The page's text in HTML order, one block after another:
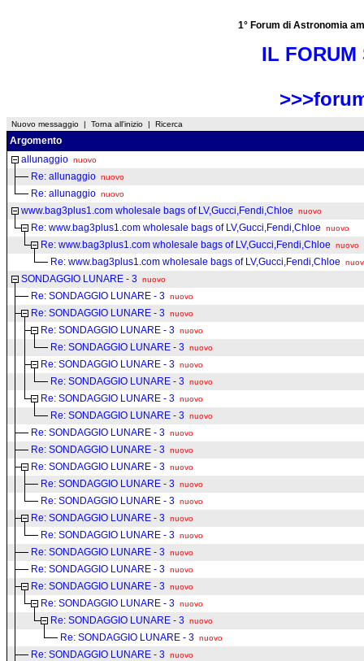
1° Forum di Astronomia
IL FORUM
Nuovo messaggio | Torna all'inizio | Ricerca
Argomento
allunaggio nuovo
Re: allunaggio nuovo
Re: allunaggio nuovo
www.bag3plus1.com wholesale bags of LV,Gucci,Fendi,Chloe nuovo
Re: www.bag3plus1.com wholesale bags of LV,Gucci,Fendi,Chloe nuovo
Re: www.bag3plus1.com wholesale bags of LV,Gucci,Fendi,Chloe nuovo
Re: www.bag3plus1.com wholesale bags of LV,Gucci,Fendi,Chloe
SONDAGGIO LUNARE - 3 nuovo
Re: SONDAGGIO LUNARE - 3 nuovo
Re: SONDAGGIO LUNARE - 3 nuovo
Re: SONDAGGIO LUNARE - 3 nuovo
Re: SONDAGGIO LUNARE - 3 nuovo
Re: SONDAGGIO LUNARE - 3 nuovo
Re: SONDAGGIO LUNARE - 3 nuovo
Re: SONDAGGIO LUNARE - 3 nuovo
Re: SONDAGGIO LUNARE - 3 nuovo
Re: SONDAGGIO LUNARE - 3 nuovo
Re: SONDAGGIO LUNARE - 3 nuovo
Re: SONDAGGIO LUNARE - 3 nuovo
Re: SONDAGGIO LUNARE - 3 nuovo
Re: SONDAGGIO LUNARE - 3 nuovo
Re: SONDAGGIO LUNARE - 3 nuovo
Re: SONDAGGIO LUNARE - 3 nuovo
Re: SONDAGGIO LUNARE - 3 nuovo
Re: SONDAGGIO LUNARE - 3 nuovo
Re: SONDAGGIO LUNARE - 3 nuovo
Re: SONDAGGIO LUNARE - 3 nuovo
Re: SONDAGGIO LUNARE - 3 nuovo
Re: SONDAGGIO LUNARE - 3 nuovo
Re: SONDAGGIO LUNARE - 3 nuovo